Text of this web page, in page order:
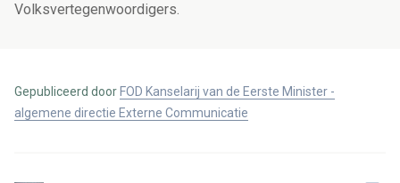
Volksvertegenwoordigers.
Gepubliceerd door FOD Kanselarij van de Eerste Minister -
algemene directie Externe Communicatie